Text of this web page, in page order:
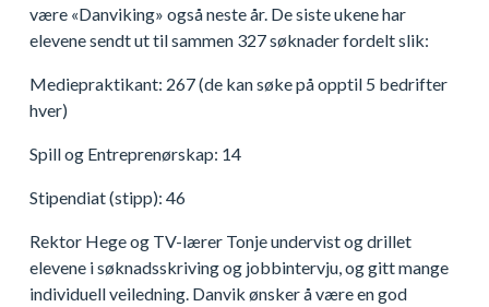
være «Danviking» også neste år. De siste ukene har
elevene sendt ut til sammen 327 søknader fordelt slik:
Mediepraktikant: 267 (de kan søke på opptil 5 bedrifter
hver)
Spill og Entreprenørskap: 14
Stipendiat (stipp): 46
Rektor Hege og TV-lærer Tonje undervist og drillet
elevene i søknadsskriving og jobbintervju, og gitt mange
individuell veiledning. Danvik ønsker å være en god